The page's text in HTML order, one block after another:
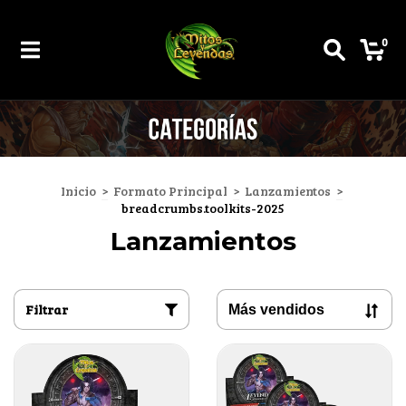
0
Inicio > Formato Principal > Lanzamientos >
breadcrumbs.toolkits-2025
Lanzamientos
Filtrar